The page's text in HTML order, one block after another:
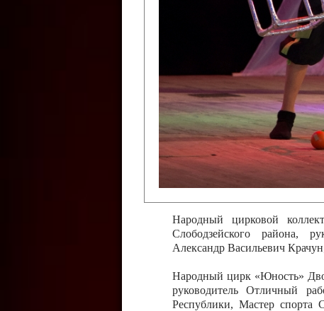
Приднестровской
Народный цирковой
Слободзейского района,
Приднестровской
Казавчинская;
Образцовый эстрадно-
творчества с. Чобручи,
Владимирович;
Образцовый цирковой
Тирасполь, руководитель
Молдавской Республики
Народный цирковой
Слободзейского района,
Александр Васильевич
Народный цирк «Юность»
руководитель Отличный
Республики, Мастер спорта